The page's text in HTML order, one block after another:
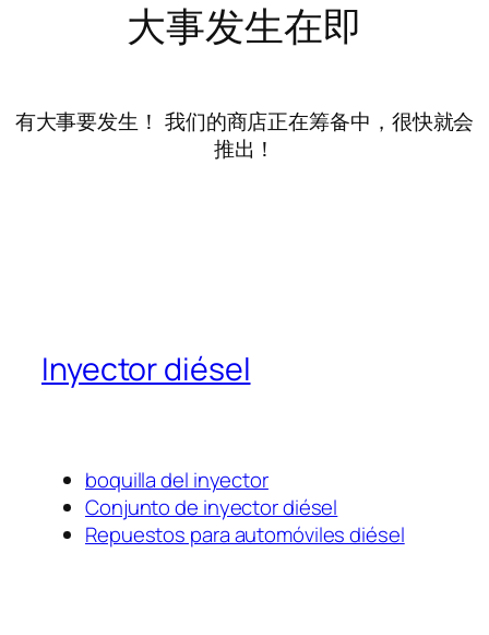
大事发生在即
有大事要发生！ 我们的商店正在筹备中，很快就会
推出！
Inyector diésel
boquilla del inyector
Conjunto de inyector diésel
Repuestos para automóviles diésel